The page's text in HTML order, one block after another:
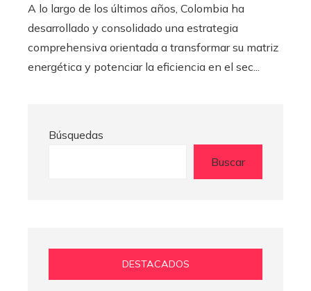
A lo largo de los últimos años, Colombia ha
desarrollado y consolidado una estrategia
comprehensiva orientada a transformar su matriz
energética y potenciar la eficiencia en el sec...
Búsquedas
Buscar
DESTACADOS